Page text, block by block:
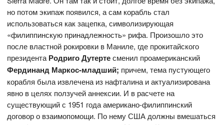
но потом экипаж появился, а сам корабль стал
использоваться как зацепка, символизирующая
«филиппинскую принадлежность» рифа. Произошло это
после властной рокировки в Маниле, где прокитайского
президентаРодриго Дутертесменил проамериканский
Фердинанд Маркос-младший; причем, тема пустующего
корабля была извлечена из нафталина и актуализирована
явно в целях ползучей аннексии. И в расчете на
существующий с 1951 года американо-филиппинский
договор о взаимопомощи. По нему США должны вмешаться